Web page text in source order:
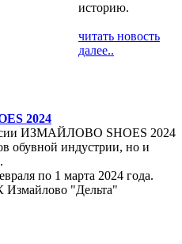
историю.
читать новость
далее..
2024
ИЗМАЙЛОВО SHOES 2024
обувной индустрии, но и
по 1 марта 2024 года.
Измайлово "Дельта"